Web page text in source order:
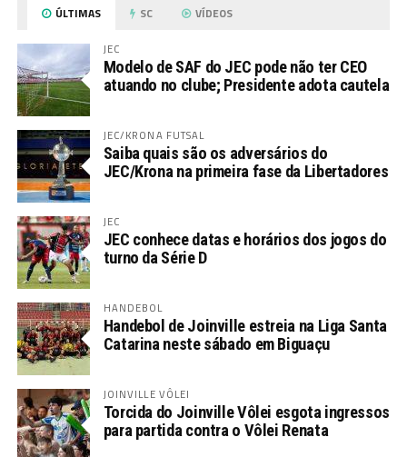
ÚLTIMAS SC VÍDEOS
JEC
Modelo de SAF do JEC pode não ter CEO
atuando no clube; Presidente adota cautela
JEC/KRONA FUTSAL
Saiba quais são os adversários do
JEC/Krona na primeira fase da Libertadores
JEC
JEC conhece datas e horários dos jogos do
turno da Série D
HANDEBOL
Handebol de Joinville estreia na Liga Santa
Catarina neste sábado em Biguaçu
JOINVILLE VÔLEI
Torcida do Joinville Vôlei esgota ingressos
para partida contra o Vôlei Renata